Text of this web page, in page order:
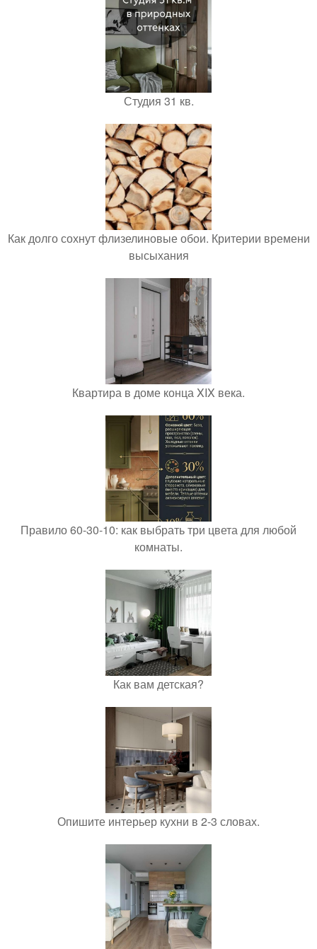
Студия 31 кв.
Как долго сохнут флизелиновые обои. Критерии времени
высыхания
Квартира в доме конца XIX века.
Правило 60-30-10: как выбрать три цвета для любой
комнаты.
Как вам детская?
Опишите интерьер кухни в 2-3 словах.